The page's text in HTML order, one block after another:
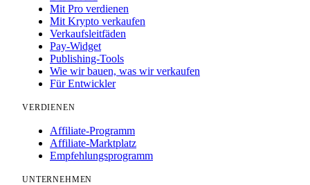
Mit Pro verdienen
Mit Krypto verkaufen
Verkaufsleitfäden
Pay-Widget
Publishing-Tools
Wie wir bauen, was wir verkaufen
Für Entwickler
VERDIENEN
Affiliate-Programm
Affiliate-Marktplatz
Empfehlungsprogramm
UNTERNEHMEN